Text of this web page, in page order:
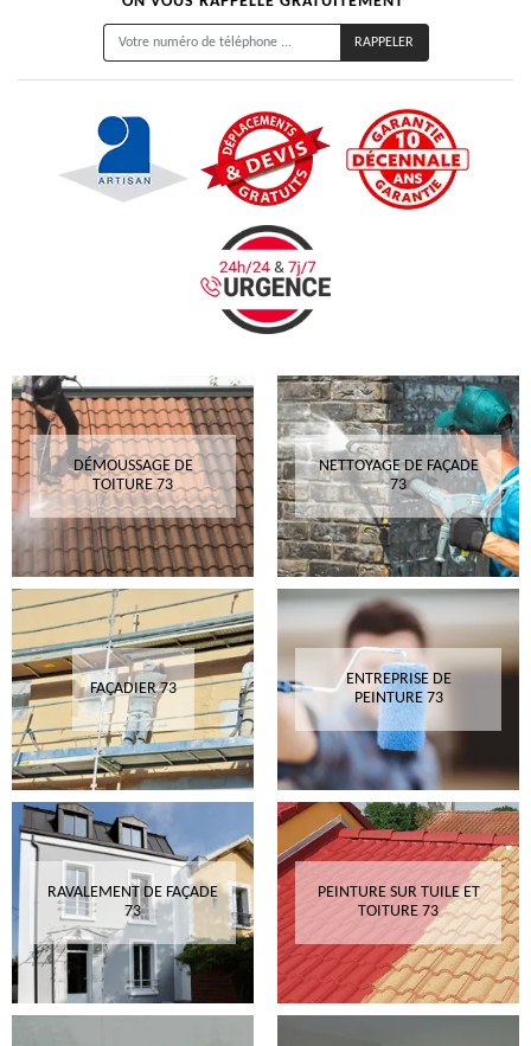
DÉMOUSSAGE DE
TOITURE 73
NETTOYAGE DE FAÇADE
73
FAÇADIER 73
ENTREPRISE DE
PEINTURE 73
RAVALEMENT DE FAÇADE
73
PEINTURE SUR TUILE ET
TOITURE 73